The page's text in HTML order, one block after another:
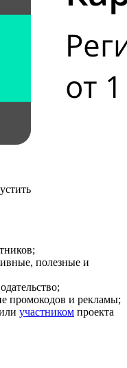
полезные и
промокодов и рекламы;
участником проекта